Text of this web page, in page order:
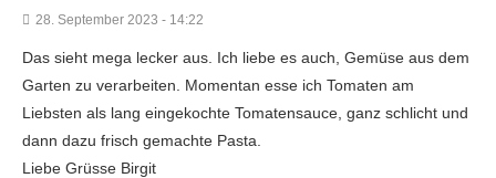
28. September 2023 - 14:22
Das sieht mega lecker aus. Ich liebe es auch, Gemüse aus dem
Garten zu verarbeiten. Momentan esse ich Tomaten am
Liebsten als lang eingekochte Tomatensauce, ganz schlicht und
dann dazu frisch gemachte Pasta.
Liebe Grüsse Birgit